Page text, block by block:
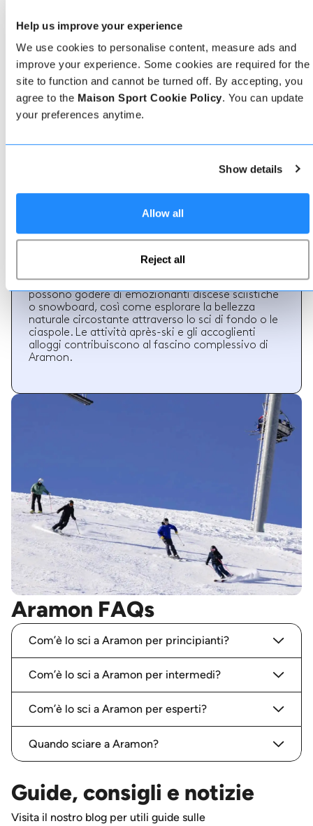
Help us improve your experience
We use cookies to personalise content, measure ads and
improve your experience. Some cookies are required for the
site to function and cannot be turned off. By accepting, you
agree to the Maison Sport Cookie Policy. You can update
your preferences anytime.
Show details
Allow all
Reject all
Chat dal vivo
Whatsapp
Informazioni su Aramon
Aramon si trova a Spagna
Aramon è una popolare destinazione sciistica
durante la stagione invernale. Situata nelle
montagne dei Pirenei, offre splendidi paesaggi
piste da sci per tutti i livelli di esperienza. I visitatori
possono godere di emozionanti discese sciistiche
o snowboard, così come esplorare la bellezza
naturale circostante attraverso lo sci di fondo o le
ciaspole. Le attività après-ski e gli accoglienti
alloggi contribuiscono al fascino complessivo di
Aramon.
Aramon FAQs
Com’è lo sci a Aramon per principianti?
Com’è lo sci a Aramon per intermedi?
Com’è lo sci a Aramon per esperti?
Quando sciare a Aramon?
Guide, consigli e notizie
Visita il nostro blog per utili guide sulle